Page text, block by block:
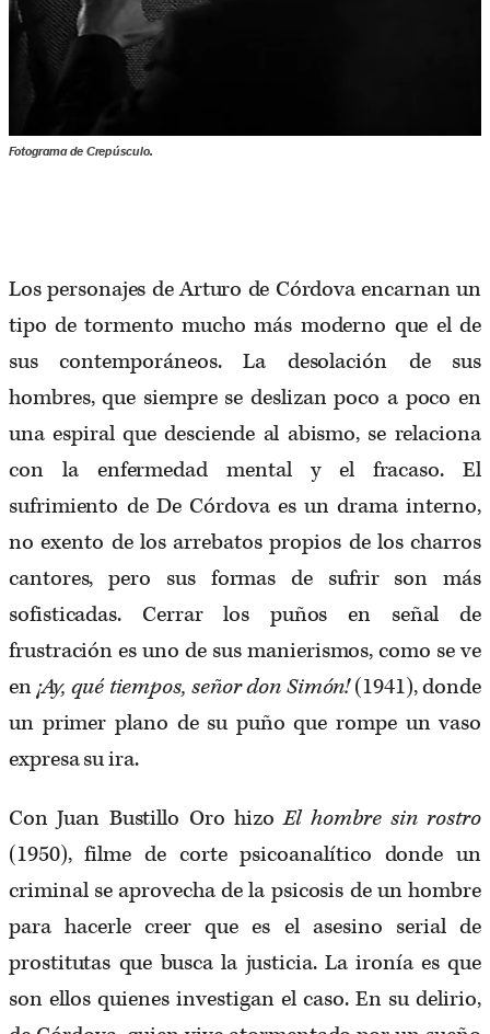
Fotograma de Crepúsculo.
Los personajes de Arturo de Córdova encarnan un
tipo de tormento mucho más moderno que el de
sus contemporáneos. La desolación de sus
hombres, que siempre se deslizan poco a poco en
una espiral que desciende al abismo, se relaciona
con la enfermedad mental y el fracaso. El
sufrimiento de De Córdova es un drama interno,
no exento de los arrebatos propios de los charros
cantores, pero sus formas de sufrir son más
sofisticadas. Cerrar los puños en señal de
frustración es uno de sus manierismos, como se ve
en¡Ay, qué tiempos, señor don Simón!(1941), donde
un primer plano de su puño que rompe un vaso
expresa su ira.
Con Juan Bustillo Oro hizoEl hombre sin rostro
(1950), filme de corte psicoanalítico donde un
criminal se aprovecha de la psicosis de un hombre
para hacerle creer que es el asesino serial de
prostitutas que busca la justicia. La ironía es que
son ellos quienes investigan el caso. En su delirio,